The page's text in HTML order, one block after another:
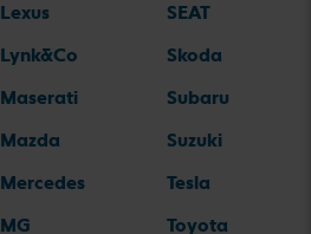
Lexus
Lynk&Co
Maserati
Mazda
Mercedes
MG
SEAT
Skoda
Subaru
Suzuki
Tesla
Toyota